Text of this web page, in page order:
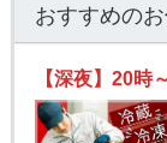
おすすめの